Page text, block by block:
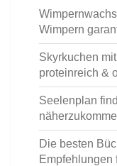
Wimpern
Skyrkuchen
proteinreich &
Seelenplan
Die besten
Empfehlungen